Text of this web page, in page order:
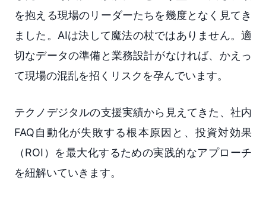
を抱える現場のリーダーたちを幾度となく見てき
ました。AIは決して魔法の杖ではありません。適
切なデータの準備と業務設計がなければ、かえっ
て現場の混乱を招くリスクを孕んでいます。
テクノデジタルの支援実績から見えてきた、社内
FAQ自動化が失敗する根本原因と、投資対効果
（ROI）を最大化するための実践的なアプローチ
を紐解いていきます。